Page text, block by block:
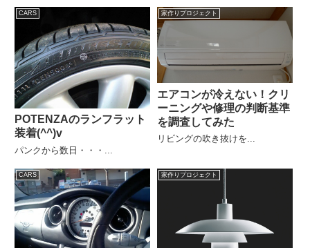
CARS
POTENZAのランフラット
装着(^^)v
パンクから数日・・・...
家作りプロジェクト
エアコンが冷えない！クリ
ーニングや修理の判断基準
を調査してみた
リビングの吹き抜けを...
CARS 家作りプロジェクト